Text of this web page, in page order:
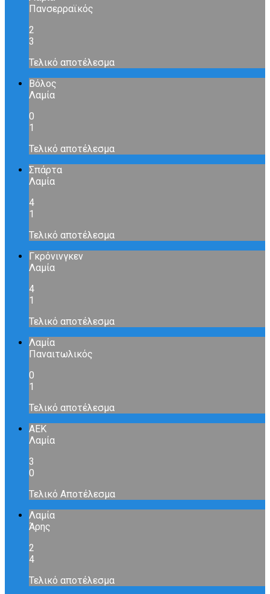
Πανσερραϊκός
2
3
Τελικό αποτέλεσμα
Βόλος
Λαμία
0
1
Τελικό αποτέλεσμα
Σπάρτα
Λαμία
4
1
Τελικό αποτέλεσμα
Γκρόνινγκεν
Λαμία
4
1
Τελικό αποτέλεσμα
Λαμία
Παναιτωλικός
0
1
Τελικό αποτέλεσμα
ΑΕΚ
Λαμία
3
0
Τελικό Αποτέλεσμα
Λαμία
Άρης
2
4
Τελικό αποτέλεσμα